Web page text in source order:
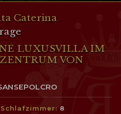
Caterina
LUXUSVILLA IM
VON
Schlafzimmer: 8